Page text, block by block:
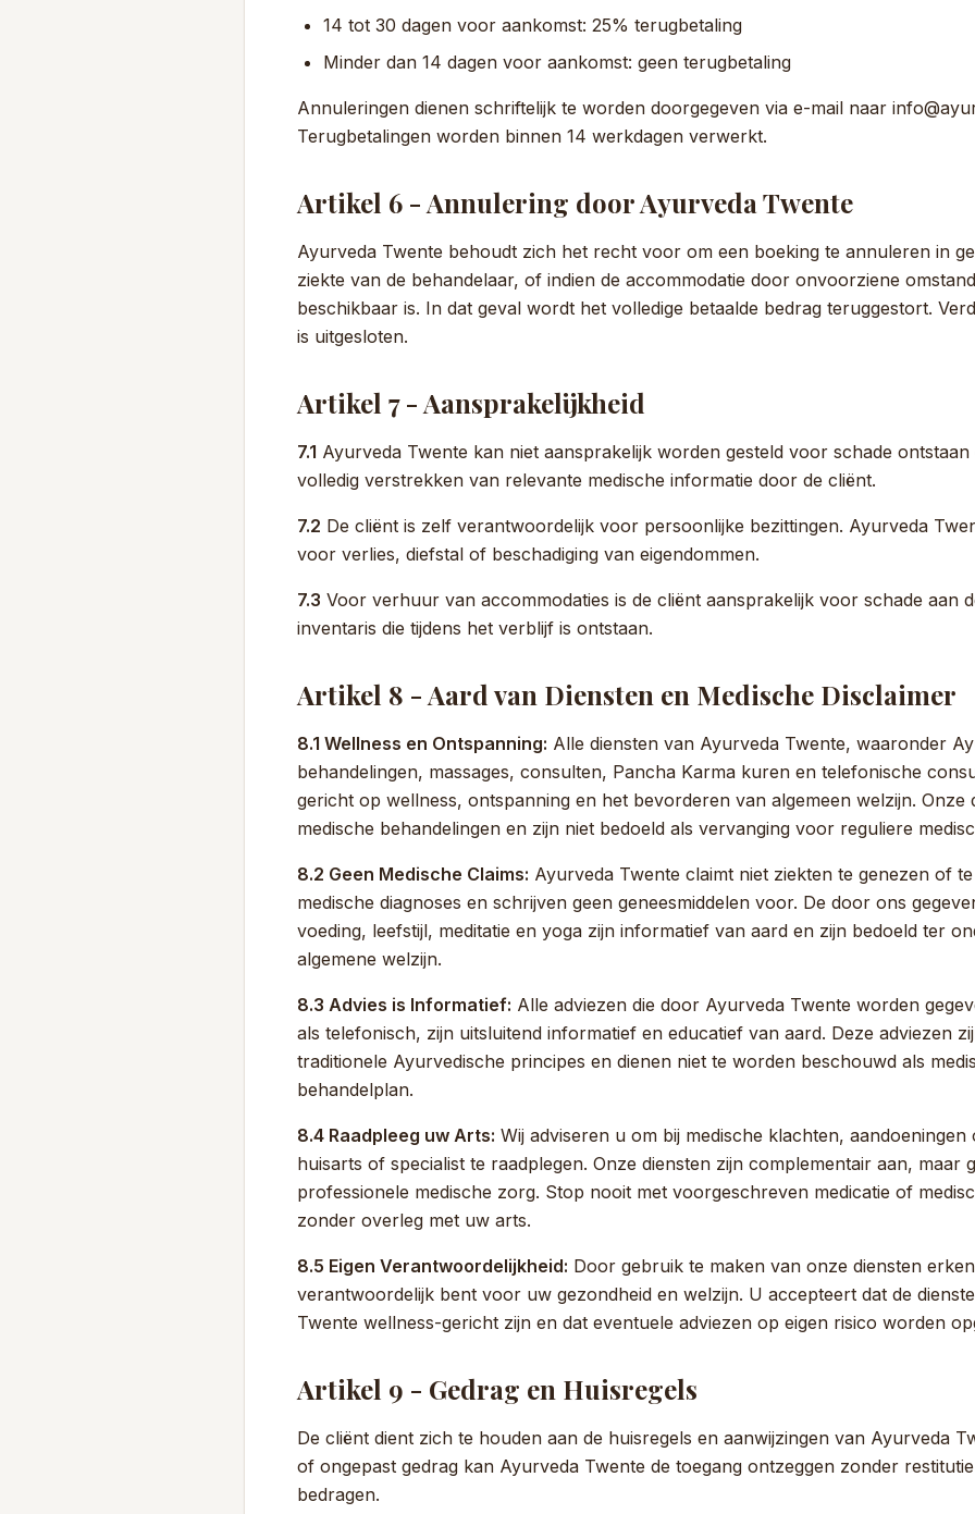
14 tot 30 dagen voor aankomst: 25% terugbetaling
Minder dan 14 dagen voor aankomst: geen terugbetaling
Annuleringen dienen schriftelijk te worden doorgegeven via e-mail naar
Terugbetalingen worden binnen 14 werkdagen verwerkt.
Artikel 6 - Annulering door Ayurveda Twente
Ayurveda Twente behoudt zich het recht voor om een boeking te annuleren in
ziekte van de behandelaar, of indien de accommodatie door onvoorziene
beschikbaar is. In dat geval wordt het volledige betaalde bedrag teruggestort.
is uitgesloten.
Artikel 7 - Aansprakelijkheid
7.1 Ayurveda Twente kan niet aansprakelijk worden gesteld voor schade
volledig verstrekken van relevante medische informatie door de cliënt.
7.2 De cliënt is zelf verantwoordelijk voor persoonlijke bezittingen. Ayurveda
voor verlies, diefstal of beschadiging van eigendommen.
7.3 Voor verhuur van accommodaties is de cliënt aansprakelijk voor schade aan
inventaris die tijdens het verblijf is ontstaan.
Artikel 8 - Aard van Diensten en Medische Disclaimer
8.1 Wellness en Ontspanning: Alle diensten van Ayurveda Twente, waaronder
behandelingen, massages, consulten, Pancha Karma kuren en telefonische
gericht op wellness, ontspanning en het bevorderen van algemeen welzijn. Onze
medische behandelingen en zijn niet bedoeld als vervanging voor reguliere
8.2 Geen Medische Claims: Ayurveda Twente claimt niet ziekten te genezen of
medische diagnoses en schrijven geen geneesmiddelen voor. De door ons
voeding, leefstijl, meditatie en yoga zijn informatief van aard en zijn bedoeld ter
algemene welzijn.
8.3 Advies is Informatief: Alle adviezen die door Ayurveda Twente worden
als telefonisch, zijn uitsluitend informatief en educatief van aard. Deze adviezen
traditionele Ayurvedische principes en dienen niet te worden beschouwd als
behandelplan.
8.4 Raadpleeg uw Arts: Wij adviseren u om bij medische klachten,
huisarts of specialist te raadplegen. Onze diensten zijn complementair aan, maar
professionele medische zorg. Stop nooit met voorgeschreven medicatie of
zonder overleg met uw arts.
8.5 Eigen Verantwoordelijkheid: Door gebruik te maken van onze diensten
verantwoordelijk bent voor uw gezondheid en welzijn. U accepteert dat de
Twente wellness-gericht zijn en dat eventuele adviezen op eigen risico worden
Artikel 9 - Gedrag en Huisregels
De cliënt dient zich te houden aan de huisregels en aanwijzingen van Ayurveda
of ongepast gedrag kan Ayurveda Twente de toegang ontzeggen zonder
bedragen.